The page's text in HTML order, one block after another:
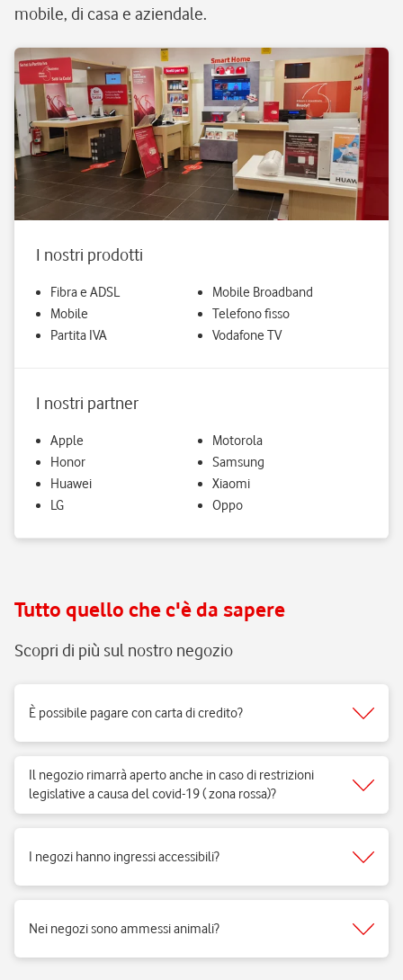
mobile, di casa e aziendale.
I nostri prodotti
Fibra e ADSL
Mobile
Partita IVA
Mobile Broadband
Telefono fisso
Vodafone TV
I nostri partner
Apple
Honor
Huawei
LG
Motorola
Samsung
Xiaomi
Oppo
Tutto quello che c'è da sapere
Scopri di più sul nostro negozio
È possibile pagare con carta di credito?
Il negozio rimarrà aperto anche in caso di restrizioni
legislative a causa del covid-19 ( zona rossa)?
I negozi hanno ingressi accessibili?
Nei negozi sono ammessi animali?